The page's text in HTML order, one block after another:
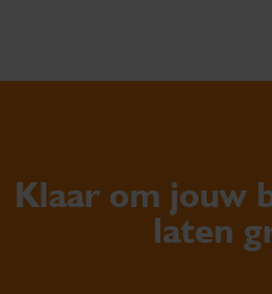
Klaar om jouw
laten